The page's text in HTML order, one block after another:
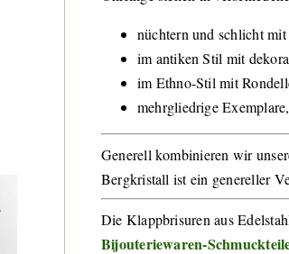
nüchtern und schlicht
im antiken Stil mit
im Ethno-Stil mit
mehrgliedrige
Generell kombinieren wir
Bergkristall ist ein genereller
Die Klappbrisuren aus
Bijouteriewaren-